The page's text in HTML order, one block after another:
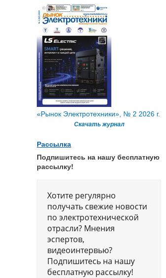
«Рынок Электротехники», № 2 2026 г.
Скачать журнал
Рассылка
Подпишитесь на нашу бесплатную
рассылку!
Хотите регулярно
получать свежие новости
по электротехнической
отрасли? Мнения
эспертов,
видеоинтервью?
Подпишитесь на нашу
бесплатную рассылку!